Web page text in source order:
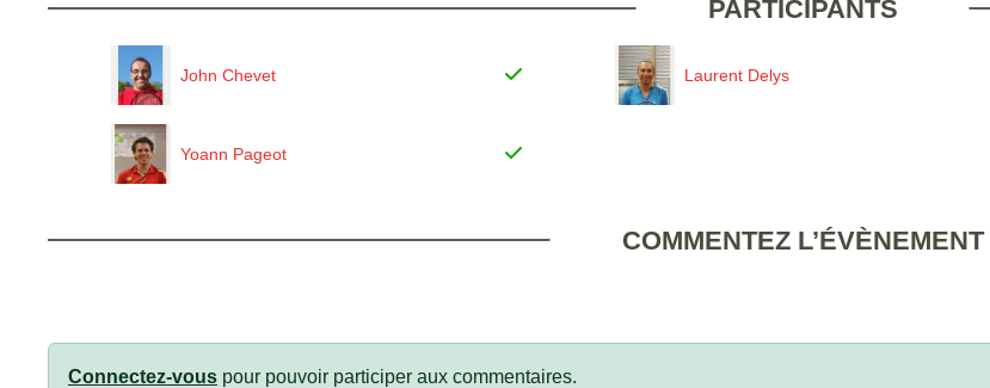
PARTICIPANTS
John Chevet Laurent Delys
Yoann Pageot
COMMENTEZ L’ÉVÈNEMENT
Connectez-vous pour pouvoir participer aux commentaires.